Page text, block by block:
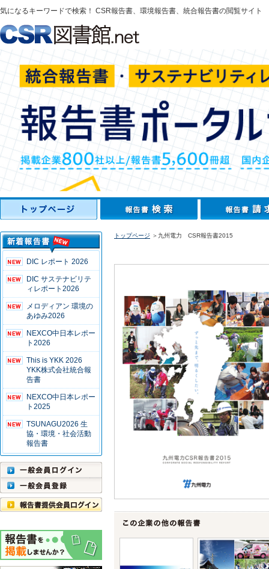
気になるキーワードで検索！ CSR報告書、環境報告書、統合報告書の閲覧サイト
DIC レポート 2026
DIC サステナビリテ
ィレポート2026
メロディアン 環境の
あゆみ2026
NEXCO中日本レポー
ト2026
This is YKK 2026
YKK株式会社統合報
告書
NEXCO中日本レポー
ト2025
TSUNAGU2026 生
協・環境・社会活動
報告書
トップページ ＞九州電力 CSR報告書2015